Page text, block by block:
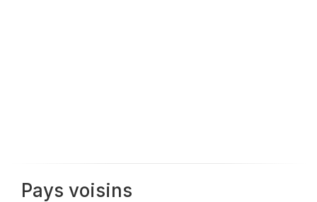
Pays voisins